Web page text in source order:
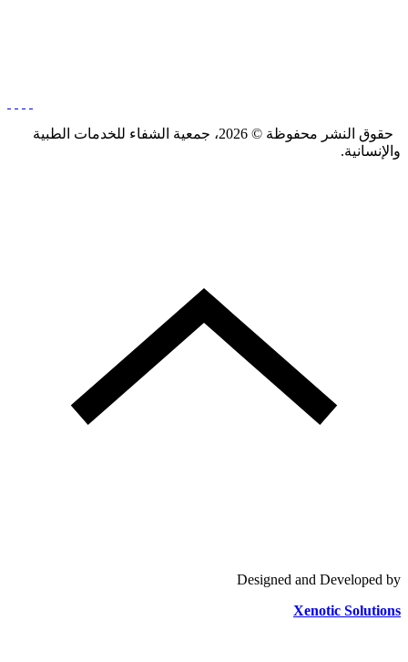
حقوق النشر محفوظة © 2026، جمعية الشفاء للخدمات الطبية
والإنسانية.
Designed and Developed by
Xenotic Solutions